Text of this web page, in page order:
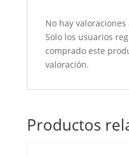
No hay valoraciones
Solo los usuarios
comprado este
valoración.
Productos